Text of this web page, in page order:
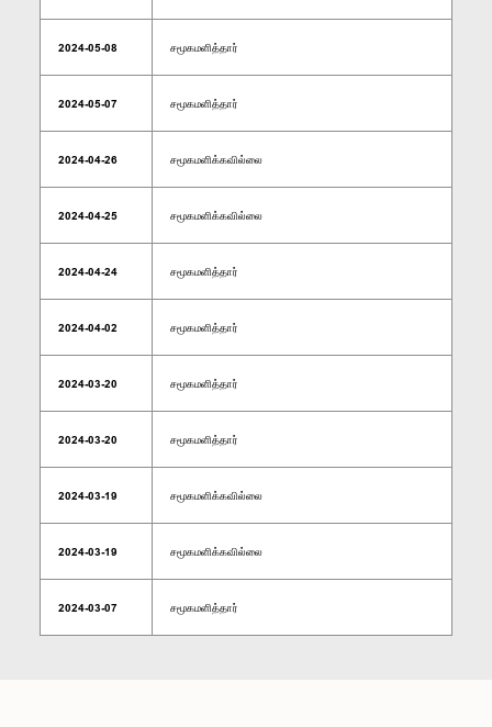
2024-05-08 சமூகமளித்தார்
2024-05-07 சமூகமளித்தார்
2024-04-26 சமூகமளிக்கவில்லை
2024-04-25 சமூகமளிக்கவில்லை
2024-04-24 சமூகமளித்தார்
2024-04-02 சமூகமளித்தார்
2024-03-20 சமூகமளித்தார்
2024-03-20 சமூகமளித்தார்
2024-03-19 சமூகமளிக்கவில்லை
2024-03-19 சமூகமளிக்கவில்லை
2024-03-07 சமூகமளித்தார்